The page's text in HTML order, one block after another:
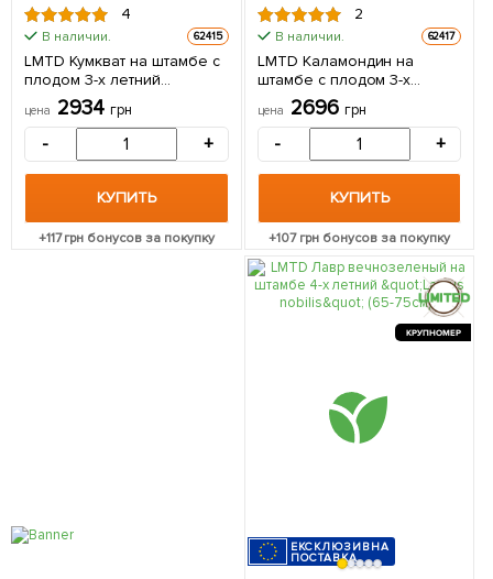
4
В наличии. 62415
LMTD Кумкват на штамбе с
плодом 3-х летний
"Fortunella" (25-35см) из
Нидерландов 1 саженец в
цена 2934 грн
- +
КУПИТЬ
+117грн бонусов за покупку
2
В наличии. 62417
LMTD Каламондин на
штамбе с плодом 3-х
летний "Citrofortunella
microcarpa" (25-35см) из
Нидерландов 1 саженец в
упаковке
цена 2696 грн
- +
КУПИТЬ
+107грн бонусов за покупку
КРУПНОМЕР
ЕКСКЛЮЗИВНА
ПОСТАВКА